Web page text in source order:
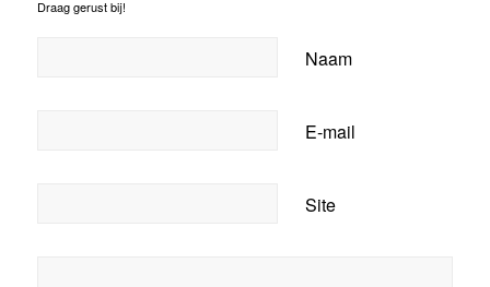
Draag gerust bij!
Naam
E-mail
Site